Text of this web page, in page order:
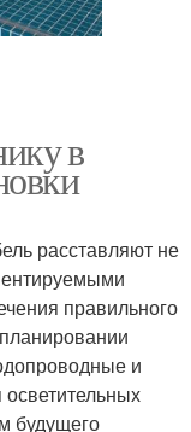
в
расставляют не
правильного
и
будущего